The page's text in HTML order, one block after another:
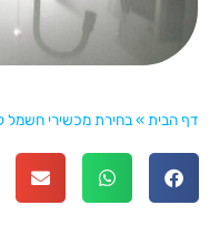
דף הבית »בחירת מכשירי חשמל